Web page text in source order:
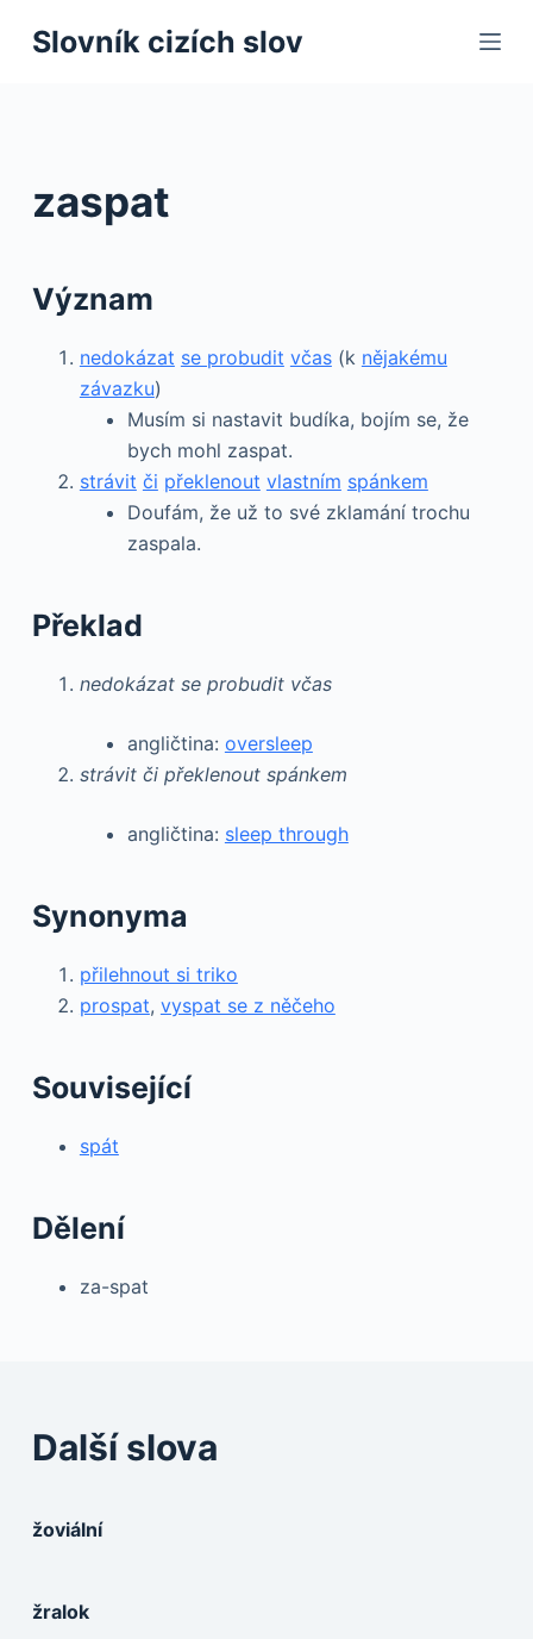
SSlovník cizích slov
zaspat
Význam
nedokázat se probudit včas(k nějakému
závazku)
Musím si nastavit budíka, bojím se, že
bych mohl zaspat.
strávit či překlenout vlastním spánkem
Doufám, že už to své zklamání trochu
zaspala.
Překlad
nedokázat se probudit včas
angličtina: oversleep
strávit či překlenout spánkem
angličtina: sleep through
Synonyma
přilehnout si triko
prospat, vyspat se z něčeho
Související
spát
Dělení
za-spat
Další slova
žoviální
žralok